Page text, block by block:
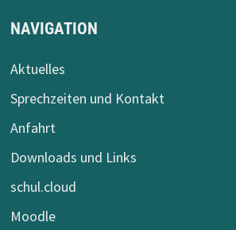
NAVIGATION
Aktuelles
Sprechzeiten und Kontakt
Anfahrt
Downloads und Links
schul.cloud
Moodle